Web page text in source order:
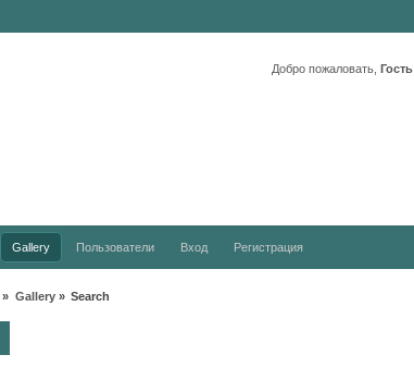
Добро пожаловать, Гость
Gallery Пользователи Вход Регистрация
» Gallery» Search